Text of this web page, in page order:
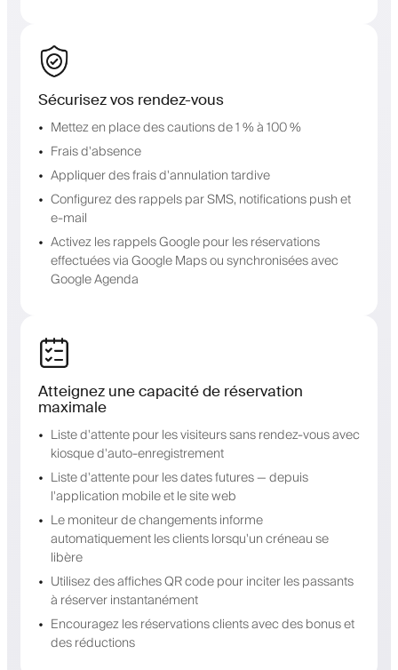
Sécurisez vos rendez-vous
Mettez en place des cautions de 1 % à 100 %
Frais d'absence
Appliquer des frais d'annulation tardive
Configurez des rappels par SMS, notifications push et
e-mail
Activez les rappels Google pour les réservations
effectuées via Google Maps ou synchronisées avec
Google Agenda
Atteignez une capacité de réservation
maximale
Liste d'attente pour les visiteurs sans rendez-vous avec
kiosque d'auto-enregistrement
Liste d'attente pour les dates futures — depuis
l'application mobile et le site web
Le moniteur de changements informe
automatiquement les clients lorsqu'un créneau se
libère
Utilisez des affiches QR code pour inciter les passants
à réserver instantanément
Encouragez les réservations clients avec des bonus et
des réductions